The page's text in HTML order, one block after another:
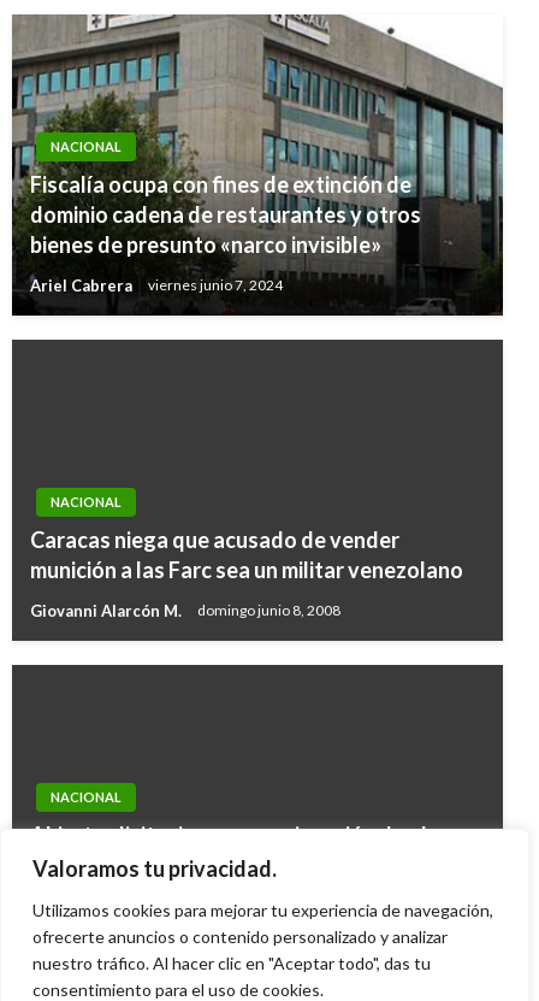
Valoramos tu privacidad.
Utilizamos cookies para mejorar tu experiencia de navegación,
ofrecerte anuncios o contenido personalizado y analizar
nuestro tráfico. Al hacer clic en "Aceptar todo", das tu
consentimiento para el uso de cookies.
NACIONAL
Fiscalía ocupa con fines de extinción de
dominio cadena de restaurantes y otros
bienes de presunto «narco invisible»
Ariel Cabrera viernes junio 7, 2024
NACIONAL
Caracas niega que acusado de vender
munición a las Farc sea un militar venezolano
Giovanni Alarcón M. domingo junio 8, 2008
NACIONAL
Abiertas licitaciones para ejecución de obras
de dragado en San Andrés, Providencia y
Giovanni Alarcón M. martes agosto 18, 2015